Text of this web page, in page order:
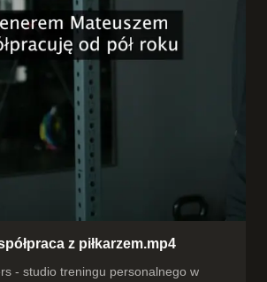
z piłkarzem.mp4
- studio treningu personalnego w